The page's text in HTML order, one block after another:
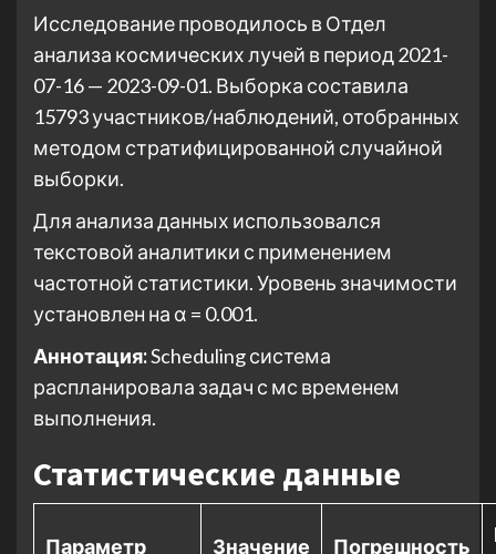
Исследование проводилось в Отдел
анализа космических лучей в период 2021-
07-16 — 2023-09-01. Выборка составила
15793 участников/наблюдений, отобранных
методом стратифицированной случайной
выборки.
Для анализа данных использовался
текстовой аналитики с применением
частотной статистики. Уровень значимости
установлен на α = 0.001.
Аннотация:Scheduling система
распланировала задач с мс временем
выполнения.
Статистические данные
Параметр Значение Погрешность